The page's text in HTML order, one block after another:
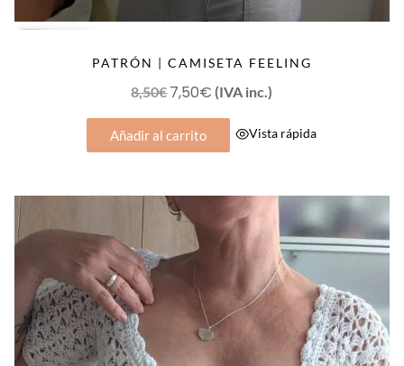
PATRÓN | CAMISETA FEELING
8,50€El
precio
original
7,50€ El
precio
actual
(IVA inc.)
Añadir al carrito Vista rápida